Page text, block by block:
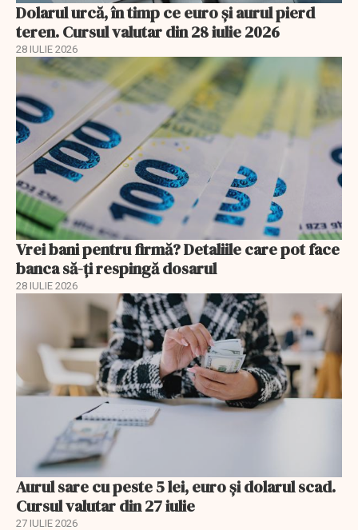
Dolarul urcă, în timp ce euro și aurul pierd
teren. Cursul valutar din 28 iulie 2026
28 IULIE 2026
Vrei bani pentru firmă? Detaliile care pot face
banca să-ți respingă dosarul
28 IULIE 2026
Aurul sare cu peste 5 lei, euro și dolarul scad.
Cursul valutar din 27 iulie
27 IULIE 2026